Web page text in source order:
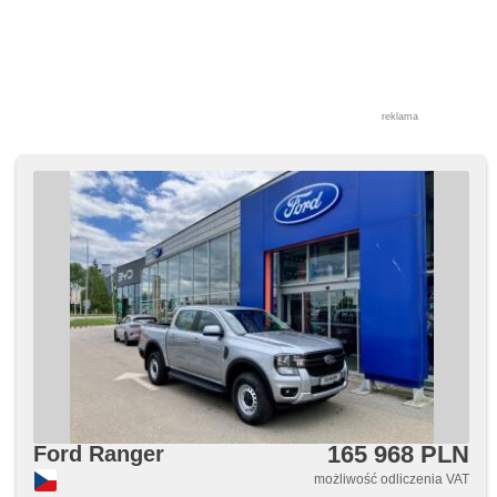
reklama
Ford Ranger 165 968 PLN
możliwość odliczenia VAT